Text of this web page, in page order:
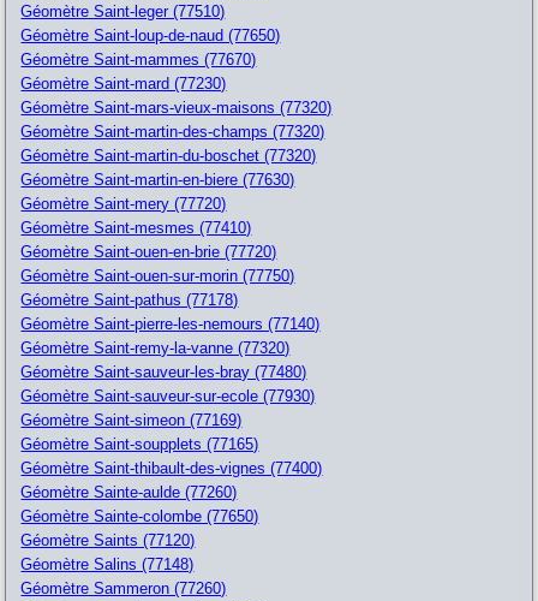
Géomètre Saint-leger (77510)
Géomètre Saint-loup-de-naud (77650)
Géomètre Saint-mammes (77670)
Géomètre Saint-mard (77230)
Géomètre Saint-mars-vieux-maisons (77320)
Géomètre Saint-martin-des-champs (77320)
Géomètre Saint-martin-du-boschet (77320)
Géomètre Saint-martin-en-biere (77630)
Géomètre Saint-mery (77720)
Géomètre Saint-mesmes (77410)
Géomètre Saint-ouen-en-brie (77720)
Géomètre Saint-ouen-sur-morin (77750)
Géomètre Saint-pathus (77178)
Géomètre Saint-pierre-les-nemours (77140)
Géomètre Saint-remy-la-vanne (77320)
Géomètre Saint-sauveur-les-bray (77480)
Géomètre Saint-sauveur-sur-ecole (77930)
Géomètre Saint-simeon (77169)
Géomètre Saint-soupplets (77165)
Géomètre Saint-thibault-des-vignes (77400)
Géomètre Sainte-aulde (77260)
Géomètre Sainte-colombe (77650)
Géomètre Saints (77120)
Géomètre Salins (77148)
Géomètre Sammeron (77260)